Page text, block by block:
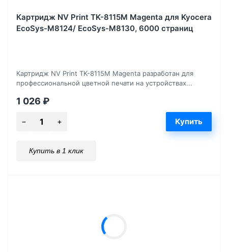
Картридж NV Print TK-8115M Magenta для Kyocera
EcoSys-M8124/ EcoSys-M8130, 6000 страниц
Картридж NV Print TK-8115M Magenta разработан для
профессиональной цветной печати на устройствах...
1 026 ₽
Купить в 1 клик